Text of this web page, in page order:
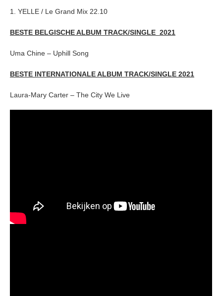
1. YELLE / Le Grand Mix 22.10
BESTE BELGISCHE ALBUM TRACK/SINGLE 2021
Uma Chine – Uphill Song
BESTE INTERNATIONALE ALBUM TRACK/SINGLE 2021
Laura-Mary Carter – The City We Live